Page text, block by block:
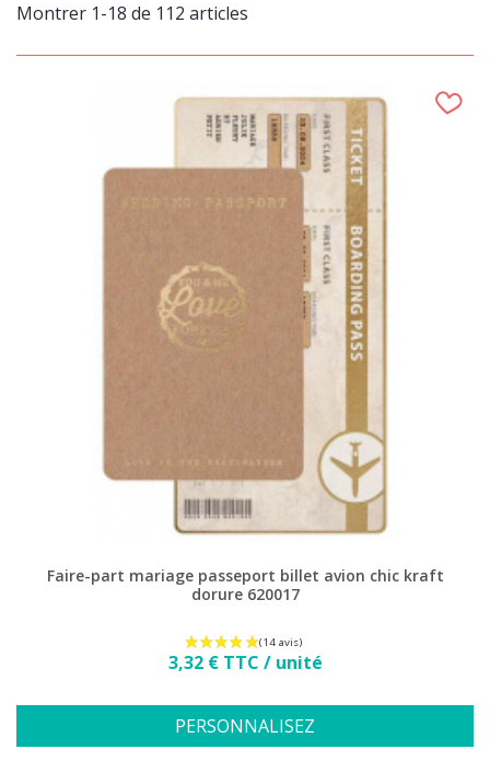
Montrer 1-18 de 112 articles
Faire-part mariage passeport billet avion chic kraft
dorure 620017
Prix
3,32 € TTC / unité
PERSONNALISEZ